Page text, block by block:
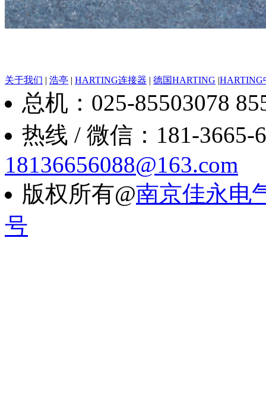
关于我们 | 浩亭 | HARTING连接器 | 德国HARTING |HARTING
总机：025-85503078
热线 / 微信：181-3665-
18136656088@163.com
版权所有@南京佳永电
号